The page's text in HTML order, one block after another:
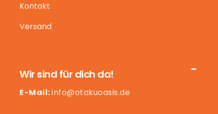
Kontakt
Versand
Wir sind für dich da!
E-Mail:info@otakuoasis.de